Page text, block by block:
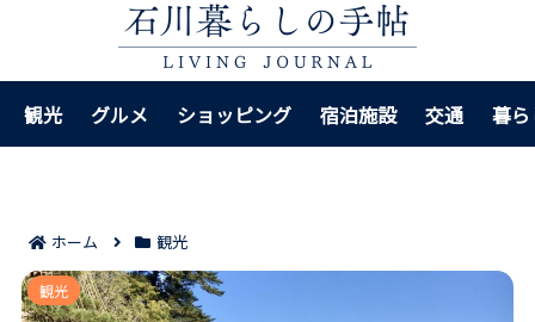
観光 グルメ ショッピング 宿泊施設 交通 暮
ホーム 観光
金沢の武家屋敷の所要時間は60〜120分が目安｜長町散
策を短時間で充実させる！
観光